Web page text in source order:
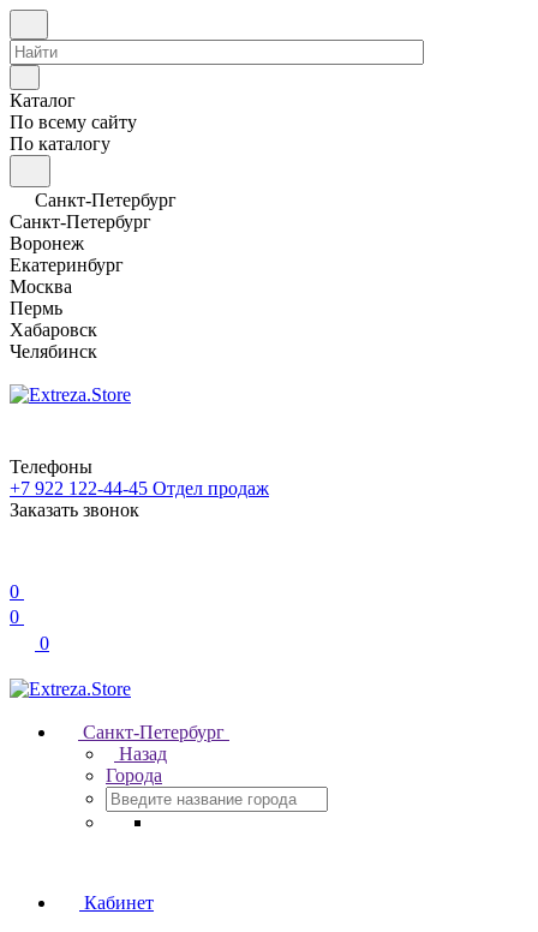
Каталог
По всему сайту
По каталогу
Санкт-Петербург
Санкт-Петербург
Воронеж
Екатеринбург
Москва
Пермь
Хабаровск
Челябинск
Телефоны
+7 922 122-44-45 Отдел продаж
Заказать звонок
0
0
0
Санкт-Петербург
Назад
Города
Кабинет